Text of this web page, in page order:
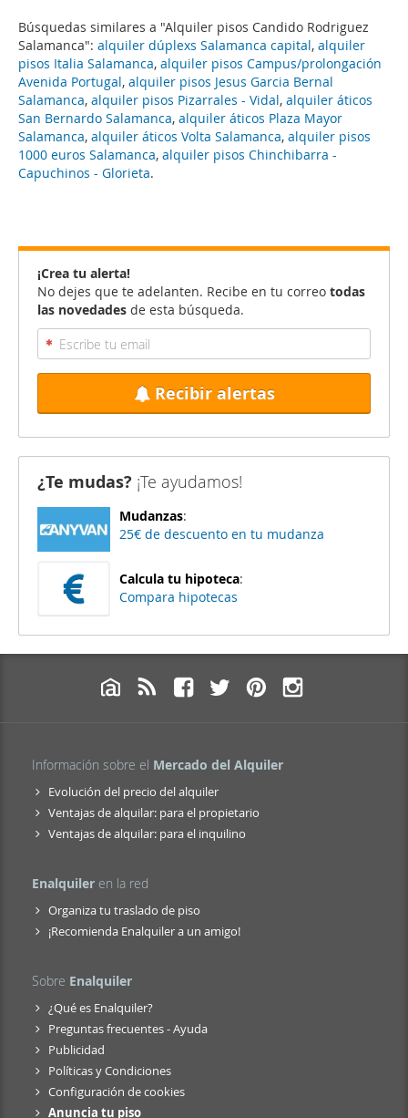
Búsquedas similares a "Alquiler pisos Candido Rodriguez
Salamanca": alquiler dúplexs Salamanca capital, alquiler
pisos Italia Salamanca, alquiler pisos Campus/prolongación
Avenida Portugal, alquiler pisos Jesus Garcia Bernal
Salamanca, alquiler pisos Pizarrales - Vidal, alquiler áticos
San Bernardo Salamanca, alquiler áticos Plaza Mayor
Salamanca, alquiler áticos Volta Salamanca, alquiler pisos
1000 euros Salamanca, alquiler pisos Chinchibarra -
Capuchinos - Glorieta.
¡Crea tu alerta!
No dejes que te adelanten. Recibe en tu correo todas
las novedades de esta búsqueda.
Recibir alertas
¿Te mudas? ¡Te ayudamos!
Mudanzas:
25€ de descuento en tu mudanza
Calcula tu hipoteca:
Compara hipotecas
Información sobre el Mercado del Alquiler
Evolución del precio del alquiler
Ventajas de alquilar: para el propietario
Ventajas de alquilar: para el inquilino
Enalquiler en la red
Organiza tu traslado de piso
¡Recomienda Enalquiler a un amigo!
Sobre Enalquiler
¿Qué es Enalquiler?
Preguntas frecuentes - Ayuda
Publicidad
Políticas y Condiciones
Configuración de cookies
Anuncia tu piso